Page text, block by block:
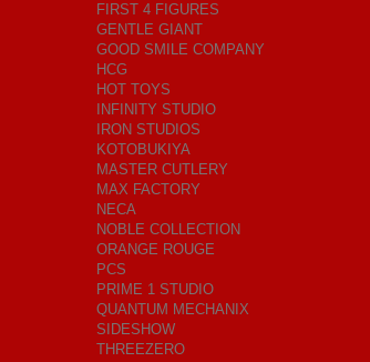
FIRST 4 FIGURES
GENTLE GIANT
GOOD SMILE COMPANY
HCG
HOT TOYS
INFINITY STUDIO
IRON STUDIOS
KOTOBUKIYA
MASTER CUTLERY
MAX FACTORY
NECA
NOBLE COLLECTION
ORANGE ROUGE
PCS
PRIME 1 STUDIO
QUANTUM MECHANIX
SIDESHOW
THREEZERO